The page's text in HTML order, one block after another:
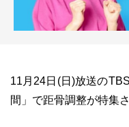
11月24日(日)放送の
間」で距骨調整が特集